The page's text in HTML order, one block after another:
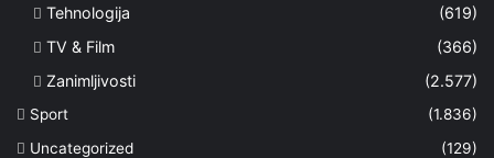
Tehnologija
(619)
TV & Film
(366)
Zanimljivosti
(2.577)
Sport
(1.836)
Uncategorized
(129)